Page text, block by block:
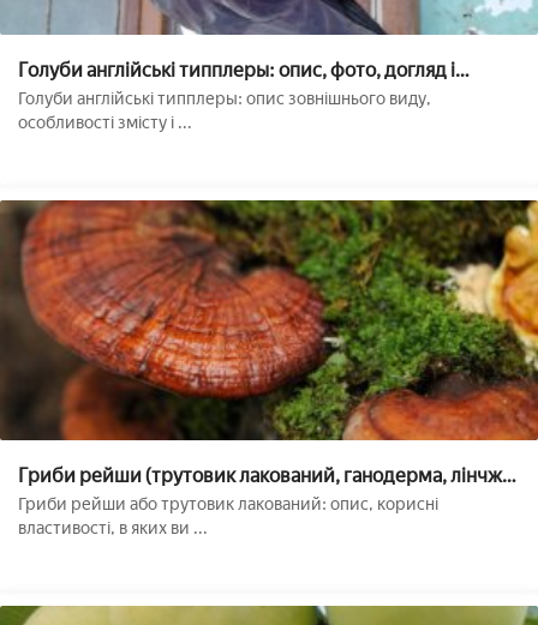
Голуби англійські типплеры: опис, фото, догляд і
утримання
Голуби англійські типплеры: опис зовнішнього виду,
особливості змісту і ...
Гриби рейши (трутовик лакований, ганодерма, лінчжі)
лікувальні властивості, протипоказання, опис,
застосування в медицині та онкології. ВИРОЩУВАННЯ
Гриби рейши або трутовик лакований: опис, корисні
властивості, в яких ви ...